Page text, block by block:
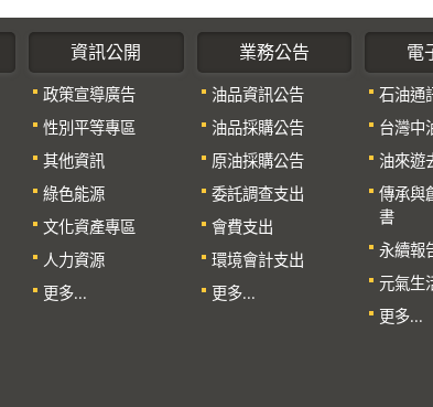
資訊公開
政策宣導廣告
性別平等專區
其他資訊
綠色能源
文化資產專區
人力資源
更多...
業務公告
油品資訊公告
油品採購公告
原油採購公告
委託調查支出
會費支出
環境會計支出
更多...
電
石油通
台灣中
油來遊
傳承與
書
永續報
元氣生
更多...